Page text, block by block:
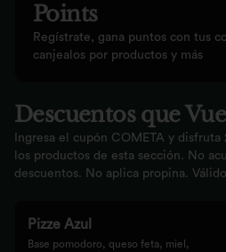
Points
Regístrate, gana puntos con tus
canjealos por productos y más
Descuentos que
Ingresa el cupón COMETA y
los productos de esta sección. No
descuentos. No aplica propina.
Pizze Azul
Base pomodoro, queso feta, miel,